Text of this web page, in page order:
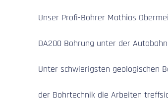
Unser Profi-Bohrer Mathias
DA200 Bohrung unter der
Unter schwierigsten geologischen
der Bohrtechnik die Arbeiten